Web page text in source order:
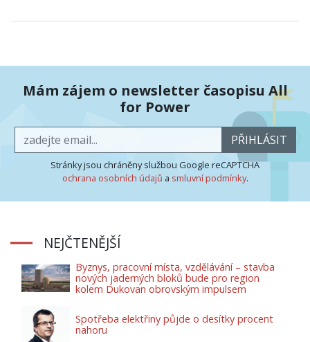
Mám zájem o newsletter časopisu All
for Power
PŘIHLÁSIT
Stránky jsou chráněny službou Google reCAPTCHA
ochrana osobních údajů a smluvní podmínky.
NEJČTENĚJŠÍ
Byznys, pracovní místa, vzdělávání – stavba
nových jaderných bloků bude pro region
kolem Dukovan obrovským impulsem
Spotřeba elektřiny půjde o desítky procent
nahoru